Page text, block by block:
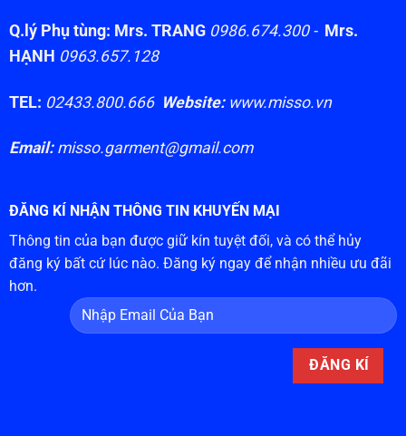
Q.lý Phụ tùng: Mrs. TRANG 0986.674.300 - Mrs.
HẠNH 0963.657.128
TEL: 02433.800.666 Website:www.misso.vn
Email:misso.garment@gmail.com
ĐĂNG KÍ NHẬN THÔNG TIN KHUYẾN MẠI
Thông tin của bạn được giữ kín tuyệt đối, và có thể hủy
đăng ký bất cứ lúc nào. Đăng ký ngay để nhận nhiều ưu đãi
hơn.